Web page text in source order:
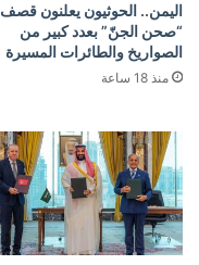
اليمن.. الحوثيون يعلنون قصف
“صحن الجنّ” بعدد كبير من
الصواريخ والطائرات المسيرة
منذ 18 ساعة